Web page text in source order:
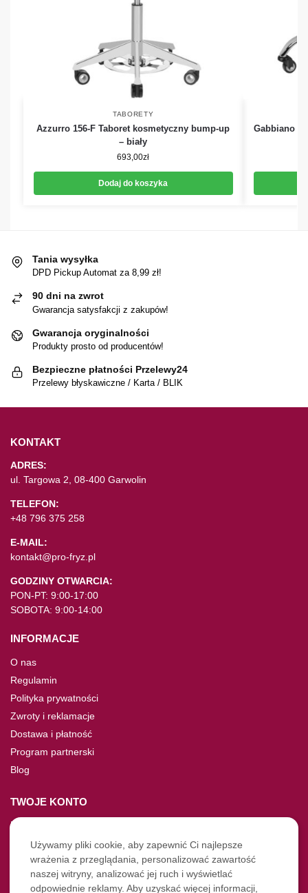
TABORETY
Azzurro 156-F Taboret kosmetyczny bump-up
– biały
693,00zł
Dodaj do koszyka
Gabbiano
Tania wysyłka
DPD Pickup Automat za 8,99 zł!
90 dni na zwrot
Gwarancja satysfakcji z zakupów!
Gwarancja oryginalności
Produkty prosto od producentów!
Bezpieczne płatności Przelewy24
Przelewy błyskawiczne / Karta / BLIK
KONTAKT
ADRES:
ul. Targowa 2, 08-400 Garwolin
TELEFON:
+48 796 375 258
E-MAIL:
kontakt@pro-fryz.pl
GODZINY OTWARCIA:
PON-PT: 9:00-17:00
SOBOTA: 9:00-14:00
INFORMACJE
O nas
Regulamin
Polityka prywatności
Zwroty i reklamacje
Dostawa i płatność
Program partnerski
Blog
TWOJE KONTO
Moje konto
Nie pamiętasz hasła?
Twoje zamówienia
Używamy pliki cookie, aby zapewnić Ci najlepsze
wrażenia z przeglądania, personalizować zawartość
naszej witryny, analizować jej ruch i wyświetlać
odpowiednie reklamy. Aby uzyskać więcej informacji,